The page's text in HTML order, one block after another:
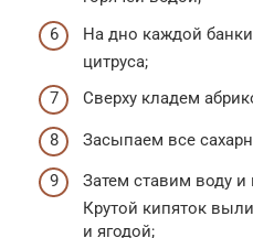
На дно каждой
цитруса;
Сверху кладем
Засыпаем все
Затем ставим воду
Крутой кипяток
и ягодой;